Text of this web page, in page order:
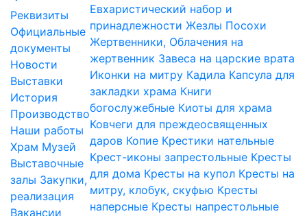
Реквизиты
Официальные
документы
Новости
Выставки
История
Производство
Наши работы
Храм Музей
Выставочные
залы Закупки,
реализация
Вакансии
Евхаристический набор и
принадлежности Жезлы Посохи
Жертвенники, Облачения на
жертвенник Завеса на царские врата
Иконки на митру Кадила Капсула для
закладки храма Книги
богослужебные Киоты для храма
Ковчеги для преждеосвященных
даров Копие Крестики нательные
Крест-иконы запрестольные Кресты
для дома Кресты на купол Кресты на
митру, клобук, скуфью Кресты
наперсные Кресты напрестольные